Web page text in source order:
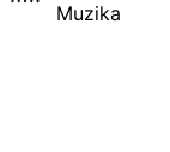
Muzika